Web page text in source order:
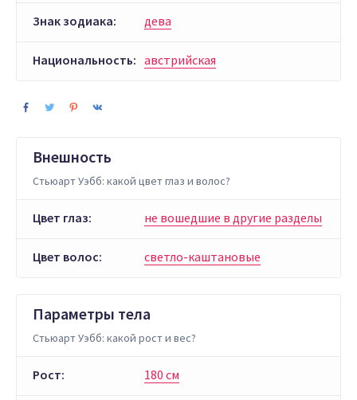
Знак зодиака: дева
Национальность: австрийская
Внешность
Стьюарт Уэбб: какой цвет глаз и волос?
Цвет глаз: не вошедшие в другие разделы
Цвет волос: светло-каштановые
Параметры тела
Стьюарт Уэбб: какой рост и вес?
Рост: 180 см